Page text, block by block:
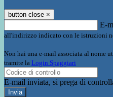
button close ×
E-
all'indirizzo indicato con le istruzioni
Non hai una e-mail associata al nome
tramite la Login Spaggiari
E-mail inviata, si prega di